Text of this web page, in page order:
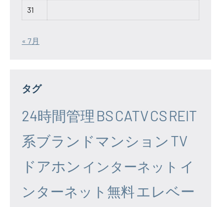
31
« 7月
タグ
24時間管理 BSCATVCSREIT
系ブランドマンション TV
ドアホン インターネット イ
ンターネット無料エレベー